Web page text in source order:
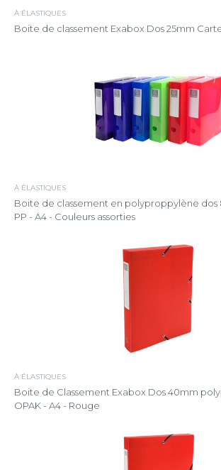
À ÉLASTIQUES
Boite de classement Exabox Dos 25mm
À ÉLASTIQUES
Boite de classement en polyproppylène
PP - A4 - Couleurs assorties
À ÉLASTIQUES
Boite de Classement Exabox Dos 40mm
OPAK - A4 - Rouge